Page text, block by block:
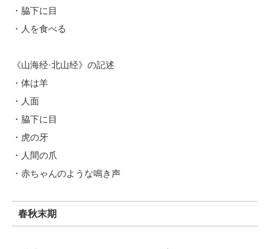
・脇下に目
・人を食べる
《山海经·北山经》の記述
・体は羊
・人面
・脇下に目
・虎の牙
・人間の爪
・赤ちゃんのような鳴き声
春秋末期